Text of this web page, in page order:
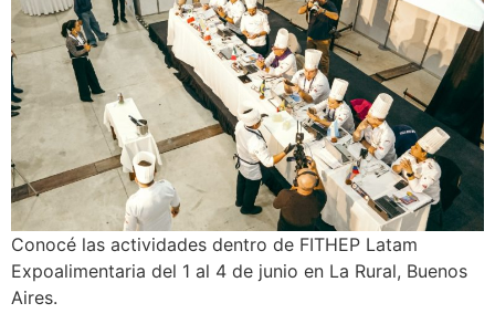
Conocé las actividades dentro de FITHEP Latam
Expoalimentaria del 1 al 4 de junio en La Rural, Buenos
Aires.